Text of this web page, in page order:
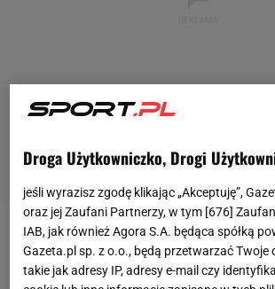
Turniej miksta w Nowym Jorku za
organizatorówUS Openprzejdzie w
Droga Użytkowniczko, Drogi
jeśli wyrazisz zgodę klikając „Akceptuję”,
oraz jej Zaufani Partnerzy, w tym [676]
IAB, jak również Agora S.A. będąca spółką
Gazeta.pl sp. z o.o., będą przetwarzać Twoje
takie jak adresy IP, adresy e-mail czy